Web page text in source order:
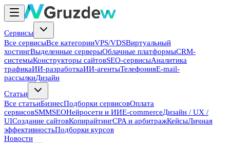
Сервисы
Все сервисыВсе категорииVPS/VDSВиртуальный
хостингВыделенные серверыОблачные платформыCRM-
системыКонструкторы сайтовSEO-сервисыАналитика
трафикаИИ-разработкаИИ-агентыТелефонияE-mail-
рассылкиДизайн
Статьи
Все статьиБизнесПодборки сервисовОплата
сервисовSMMSEOНейросети и ИИE-commerceДизайн / UX /
UIСоздание сайтовКопирайтингCPA и арбитражКейсыЛичная
эффективностьПодборки курсов
Новости